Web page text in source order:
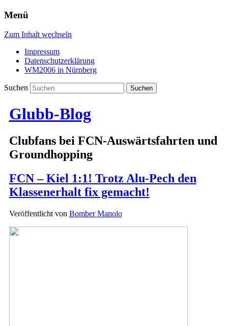
Menü
Zum Inhalt wechseln
Impressum
Datenschutzerklärung
WM2006 in Nürnberg
Suchen
Glubb-Blog
Clubfans bei FCN-Auswärtsfahrten und
Groundhopping
FCN – Kiel 1:1! Trotz Alu-Pech den
Klassenerhalt fix gemacht!
Veröffentlicht von Bomber Manolo